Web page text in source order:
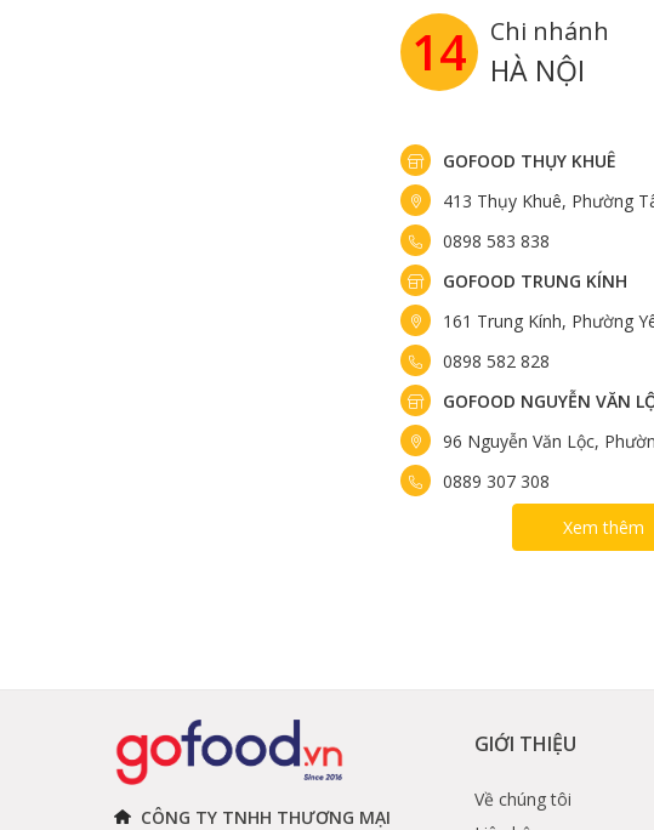
14 Chi nhánh
HÀ NỘI
GOFOOD THỤY KHUÊ
413 Thụy Khuê, Phường
0898 583 838
GOFOOD TRUNG KÍNH
161 Trung Kính, Phường
0898 582 828
GOFOOD NGUYỄN VĂN
96 Nguyễn Văn Lộc,
0889 307 308
Xem thêm
CÔNG TY TNHH THƯƠNG MẠI
GIỚI THIỆU
Về chúng tôi